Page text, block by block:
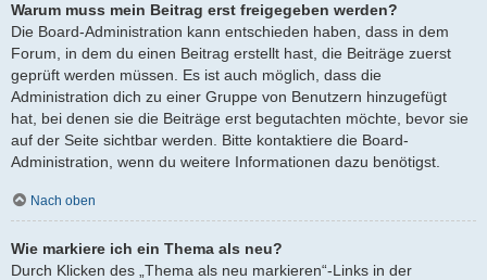
Warum muss mein Beitrag erst freigegeben werden?
Die Board-Administration kann entschieden haben, dass in dem
Forum, in dem du einen Beitrag erstellt hast, die Beiträge zuerst
geprüft werden müssen. Es ist auch möglich, dass die
Administration dich zu einer Gruppe von Benutzern hinzugefügt
hat, bei denen sie die Beiträge erst begutachten möchte, bevor sie
auf der Seite sichtbar werden. Bitte kontaktiere die Board-
Administration, wenn du weitere Informationen dazu benötigst.
Nach oben
Wie markiere ich ein Thema als neu?
Durch Klicken des „Thema als neu markieren“-Links in der